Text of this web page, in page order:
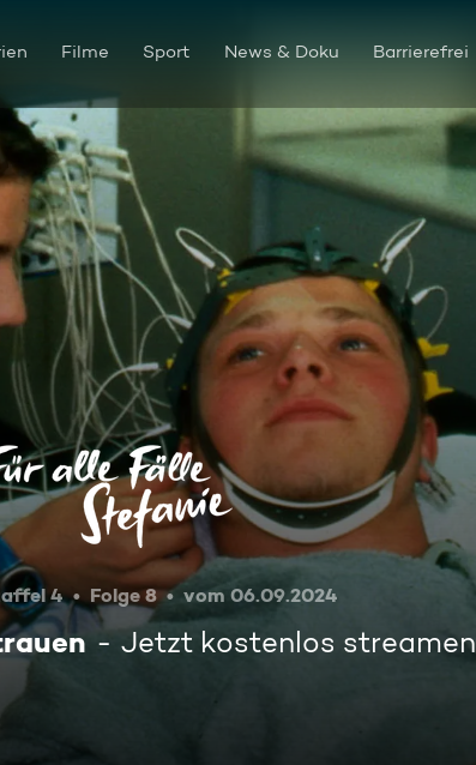
Filme Sport News & Doku Barrierefrei
Gebrochenes Vertrauen
4 Folge 8 vom 06.09.2024
Jetzt kostenlos streamen